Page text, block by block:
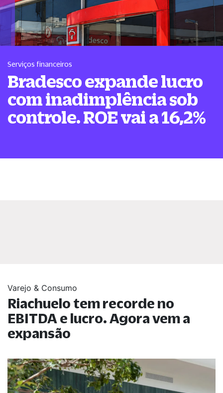
Serviços financeiros
Bradesco expande lucro
com inadimplência sob
controle. ROE vai a 16,2%
Varejo & Consumo
Riachuelo tem recorde no
EBITDA e lucro. Agora vem a
expansão